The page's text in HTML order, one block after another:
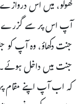
کھولو، میں اس دروازے
آپ اس پر سے گزرے۔
جنت دکھاؤ، وہ آپ
جنت میں داخل ہوئے۔
کہ اب آپ اپنے مقام